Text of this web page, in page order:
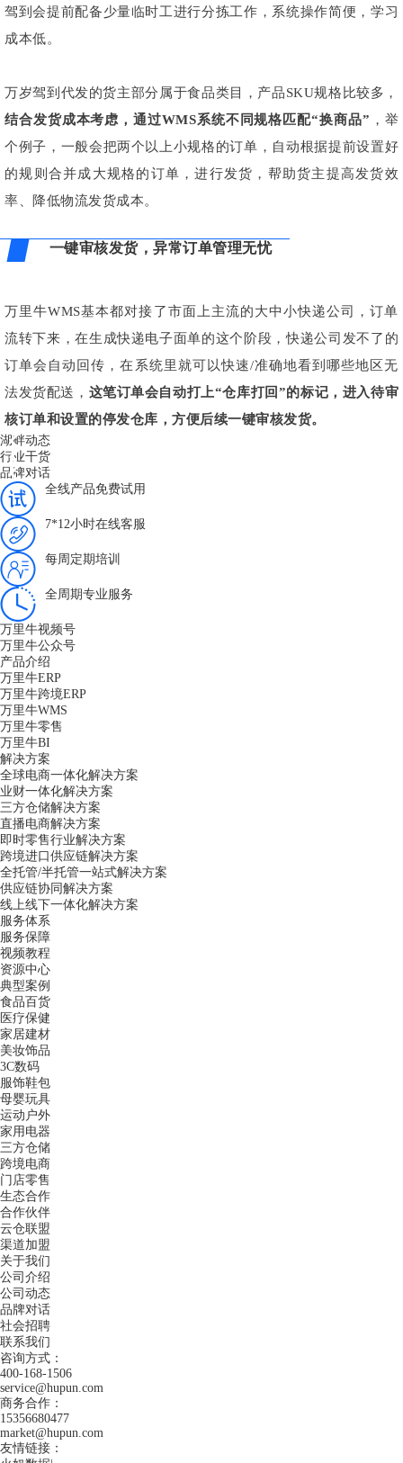
驾到会提前配备少量临时工进行分拣工作，系统操作简便，学习
成本低。
万岁驾到代发的货主部分属于食品类目，产品SKU规格比较多，
结合发货成本考虑，通过WMS系统不同规格匹配“换商品” ，举
个例子，一般会把两个以上小规格的订单，自动根据提前设置好
的规则合并成大规格的订单，进行发货，帮助货主提高发货效
率、降低物流发货成本。
一键审核发货，异常订单管理无忧
万里牛WMS基本都对接了市面上主流的大中小快递公司，订单
流转下来，在生成快递电子面单的这个阶段，快递公司发不了的
订单会自动回传，在系统里就可以快速/准确地看到哪些地区无
法发货配送， 这笔订单会自动打上“仓库打回”的标记，进入待审
核订单和设置的停发仓库，方便后续一键审核发货。
湖畔动态
行业干货
品牌对话
全线产品免费试用
7*12小时在线客服
每周定期培训
全周期专业服务
万里牛视频号
万里牛公众号
产品介绍
万里牛ERP
万里牛跨境ERP
万里牛WMS
万里牛零售
万里牛BI
解决方案
全球电商一体化解决方案
业财一体化解决方案
三方仓储解决方案
直播电商解决方案
即时零售行业解决方案
跨境进口供应链解决方案
全托管/半托管一站式解决方案
供应链协同解决方案
线上线下一体化解决方案
服务体系
服务保障
视频教程
资源中心
典型案例
食品百货
医疗保健
家居建材
美妆饰品
3C数码
服饰鞋包
母婴玩具
运动户外
家用电器
三方仓储
跨境电商
门店零售
生态合作
合作伙伴
云仓联盟
渠道加盟
关于我们
公司介绍
公司动态
品牌对话
社会招聘
联系我们
咨询方式：
400-168-1506
service@hupun.com
商务合作：
15356680477
market@hupun.com
友情链接：